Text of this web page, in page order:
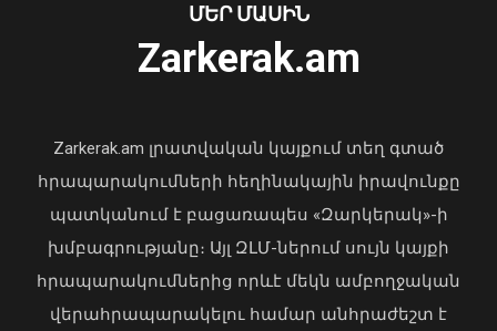
Մինվոդիում կասեցվել է 16 միլիոն
ռուբլու անօրինական տեղափոխումը
Հայաստան
«Պարտվեցինք դաժան հիվանդության
04 Օգոստոս, 2026 19:12
ՄԵՐ ՄԱՍԻՆ
Zarkerak.am
Zarkerak.am լրատվական կայքում տեղ գտած
հրապարակումների հեղինակային իրավունքը
պատկանում է բացառապես «Զարկերակ»-ի
խմբագրությանը։ Այլ ԶԼՄ-ներում սույն կայքի
հրապարակումներից որևէ մեկն ամբողջական
վերահրապարակելու համար անհրաժեշտ է